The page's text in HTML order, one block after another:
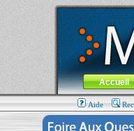
MacBook-fr.com : 100%
Aller au contenu-
Menu général
Accueil
Aide